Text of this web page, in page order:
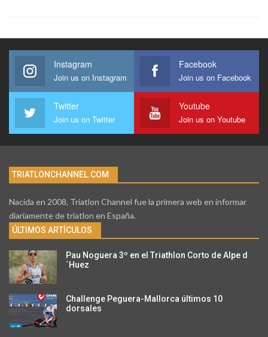
Instagram
Join us on Instagram
Facebook
Join us on Facebook
Twitter
Join us on Twitter
Youtube
Join us on Youtube
TRIATLONCHANNEL.COM
Nacida en 2008, Triatlon Channel fue la primera web en informar
diariamente de triatlon en España.
ÚLTIMOS ARTÍCULOS
Pau Noguera 3º en el Triathlon Corto de Alpe d
´Huez
Challenge Peguera-Mallorca últimos 10
dorsales